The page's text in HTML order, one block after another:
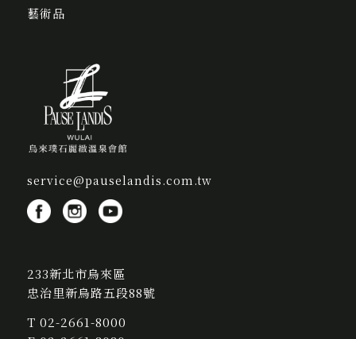
藝術品
service@pauselandis.com.tw
233新北市烏來區
忠治里新烏路五段88號
T 02-2661-8000